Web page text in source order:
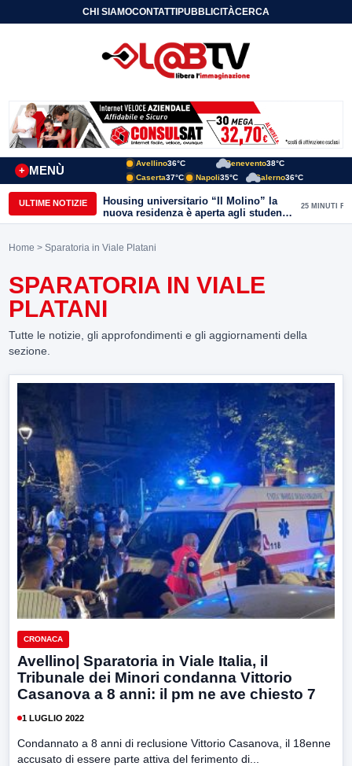
CHI SIAMOCONTATTIPUBBLICITÀCERCA
MENÙ
+
Avellino36°C Benevento38°C
Caserta37°C Napoli35°C Salerno36°C
ULTIME NOTIZIE
Housing universitario “Il Molino” la
nuova residenza è aperta agli studenti
del Conservatorio “Nicola Sala” e
25 MINUTI FA
Home > Sparatoria in Viale Platani
SPARATORIA IN VIALE
PLATANI
Tutte le notizie, gli approfondimenti e gli aggiornamenti della
sezione.
CRONACA
Avellino| Sparatoria in Viale Italia, il
Tribunale dei Minori condanna Vittorio
Casanova a 8 anni: il pm ne ave chiesto 7
1 LUGLIO 2022
Condannato a 8 anni di reclusione Vittorio Casanova, il 18enne
accusato di essere parte attiva del ferimento di...